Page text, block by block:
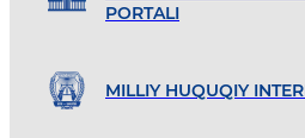
PORTALI
MILLIY HUQUQIY